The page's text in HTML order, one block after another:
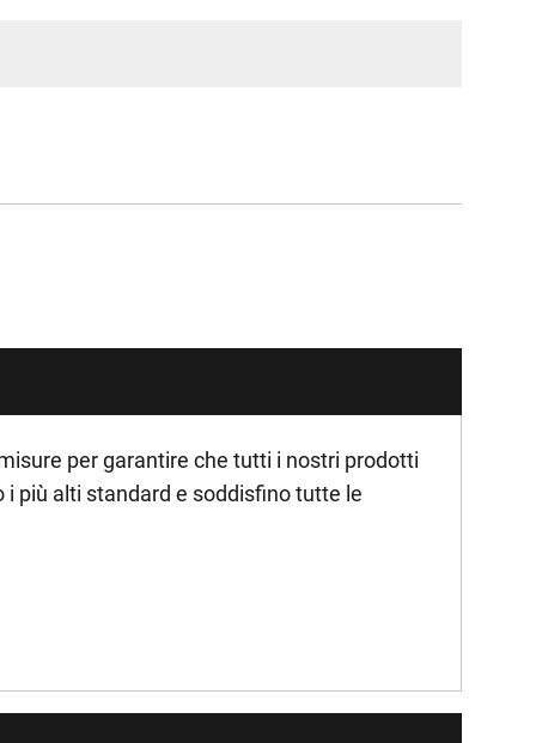
per garantire che tutti i nostri prodotti
i più alti standard e soddisfino tutte le